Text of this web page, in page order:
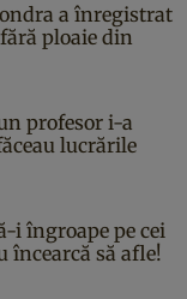
a înregistrat
ploaie din
profesor i-a
lucrările
i îngroape pe cei
încearcă să afle!